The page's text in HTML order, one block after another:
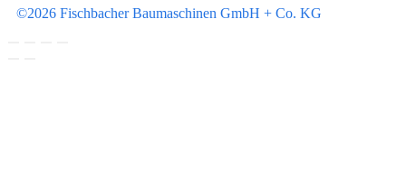
©2026 Fischbacher Baumaschinen GmbH + Co. KG